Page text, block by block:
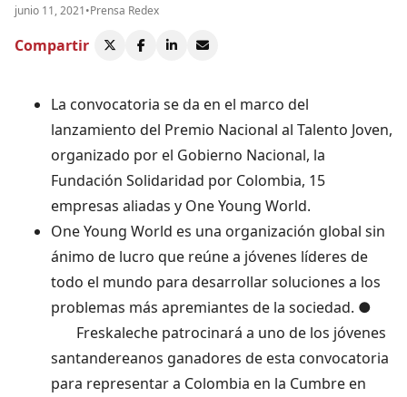
junio 11, 2021•Prensa Redex
Compartir
La convocatoria se da en el marco del
lanzamiento del Premio Nacional al Talento Joven,
organizado por el Gobierno Nacional, la
Fundación Solidaridad por Colombia, 15
empresas aliadas y One Young World.
One Young World es una organización global sin
ánimo de lucro que reúne a jóvenes líderes de
todo el mundo para desarrollar soluciones a los
problemas más apremiantes de la sociedad. ●
Freskaleche patrocinará a uno de los jóvenes
santandereanos ganadores de esta convocatoria
para representar a Colombia en la Cumbre en